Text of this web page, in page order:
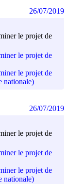
le projet de
le projet de
le projet de
nationale)
26/07/2019
le projet de
le projet de
le projet de
nationale)
26/07/2019